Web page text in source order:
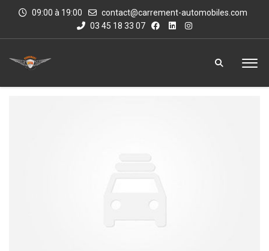
09:00 à 19:00
contact@carrement-automobiles.com
03 45 18 33 07